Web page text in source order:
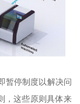
暂停制度以解决问
，这些原则具体来